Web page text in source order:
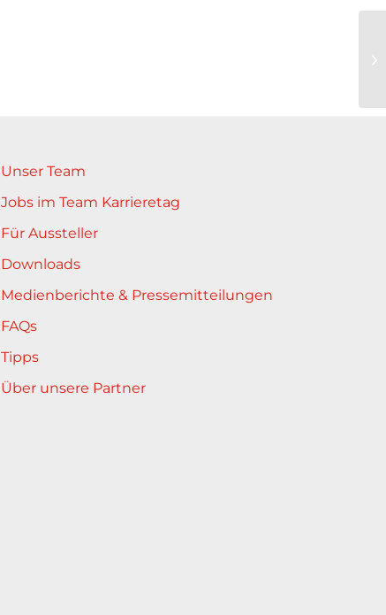
Unser Team
Jobs im Team Karrieretag
Für Aussteller
Downloads
Medienberichte & Pressemitteilungen
FAQs
Tipps
Über unsere Partner